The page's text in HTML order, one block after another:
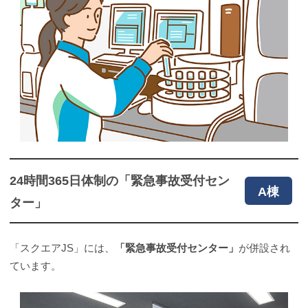
24時間365日体制の「緊急事故受付セン
ター」
A棟
「スクエアJS」には、 「緊急事故受付センター」 が併設され
ています。